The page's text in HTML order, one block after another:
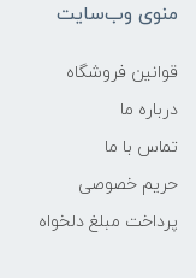
منوی وب‌سایت
قوانین فروشگاه
درباره ما
تماس با ما
حریم خصوصی
پرداخت مبلغ دلخواه